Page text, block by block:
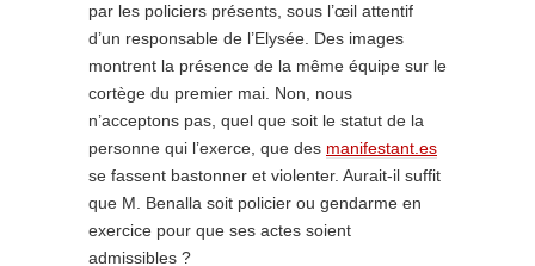
par les policiers présents, sous l’œil attentif
d’un responsable de l’Elysée. Des images
montrent la présence de la même équipe sur le
cortège du premier mai. Non, nous
n’acceptons pas, quel que soit le statut de la
personne qui l’exerce, que des manifestant.es
se fassent bastonner et violenter. Aurait-il suffit
que M. Benalla soit policier ou gendarme en
exercice pour que ses actes soient
admissibles ?